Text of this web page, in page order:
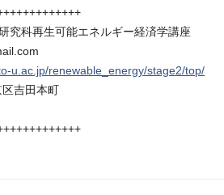
科再生可能エネルギー経済学講座
u.ac.jp/renewable_energy/stage2/top/
吉田本町